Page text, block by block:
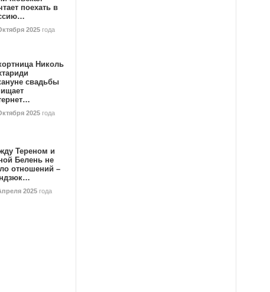
поехать в
2025 года
Николь
свадьбы
2025 года
Тереном и
Белень не
отношений –
2025 года